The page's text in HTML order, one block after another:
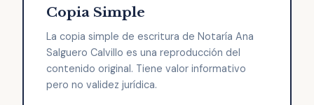
Copia Simple
La copia simple de escritura de Notaría Ana
Salguero Calvillo es una reproducción del
contenido original. Tiene valor informativo
pero no validez jurídica.